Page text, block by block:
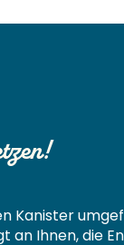
Kanister
an Ihnen, die